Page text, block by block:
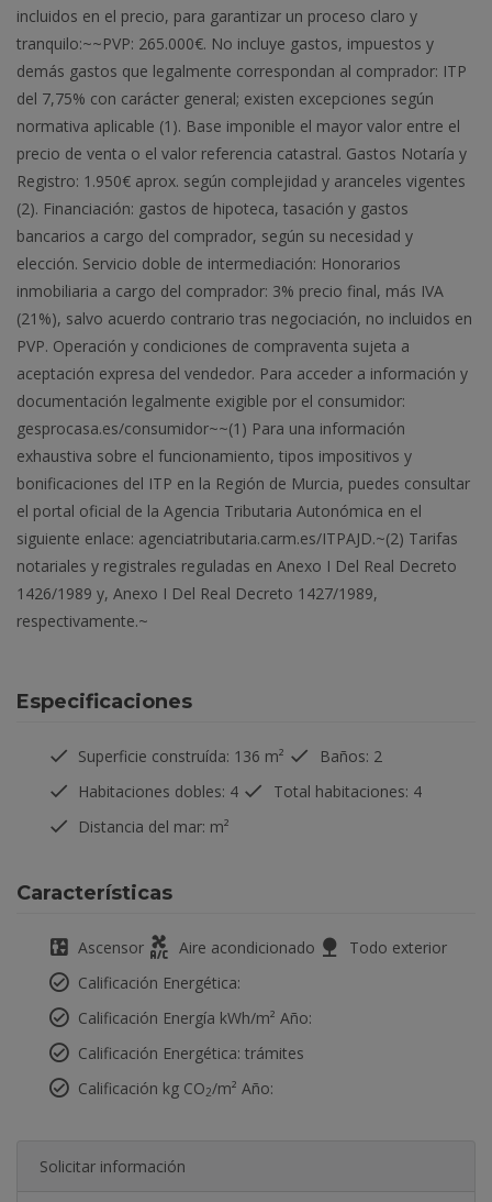
incluidos en el precio, para garantizar un proceso claro y
tranquilo:~~PVP: 265.000€. No incluye gastos, impuestos y
demás gastos que legalmente correspondan al comprador: ITP
del 7,75% con carácter general; existen excepciones según
normativa aplicable (1). Base imponible el mayor valor entre el
precio de venta o el valor referencia catastral. Gastos Notaría y
Registro: 1.950€ aprox. según complejidad y aranceles vigentes
(2). Financiación: gastos de hipoteca, tasación y gastos
bancarios a cargo del comprador, según su necesidad y
elección. Servicio doble de intermediación: Honorarios
inmobiliaria a cargo del comprador: 3% precio final, más IVA
(21%), salvo acuerdo contrario tras negociación, no incluidos en
PVP. Operación y condiciones de compraventa sujeta a
aceptación expresa del vendedor. Para acceder a información y
documentación legalmente exigible por el consumidor:
gesprocasa.es/consumidor~~(1) Para una información
exhaustiva sobre el funcionamiento, tipos impositivos y
bonificaciones del ITP en la Región de Murcia, puedes consultar
el portal oficial de la Agencia Tributaria Autonómica en el
siguiente enlace: agenciatributaria.carm.es/ITPAJD.~(2) Tarifas
notariales y registrales reguladas en Anexo I Del Real Decreto
1426/1989 y, Anexo I Del Real Decreto 1427/1989,
respectivamente.~
Especificaciones
Superficie construída: 136 m²
Baños: 2
Habitaciones dobles: 4
Total habitaciones: 4
Distancia del mar: m²
Características
Ascensor Aire acondicionado
Todo exterior
Calificación Energética:
Calificación Energía kWh/m² Año:
Calificación Energética: trámites
Calificación kg CO2/m² Año:
Solicitar información